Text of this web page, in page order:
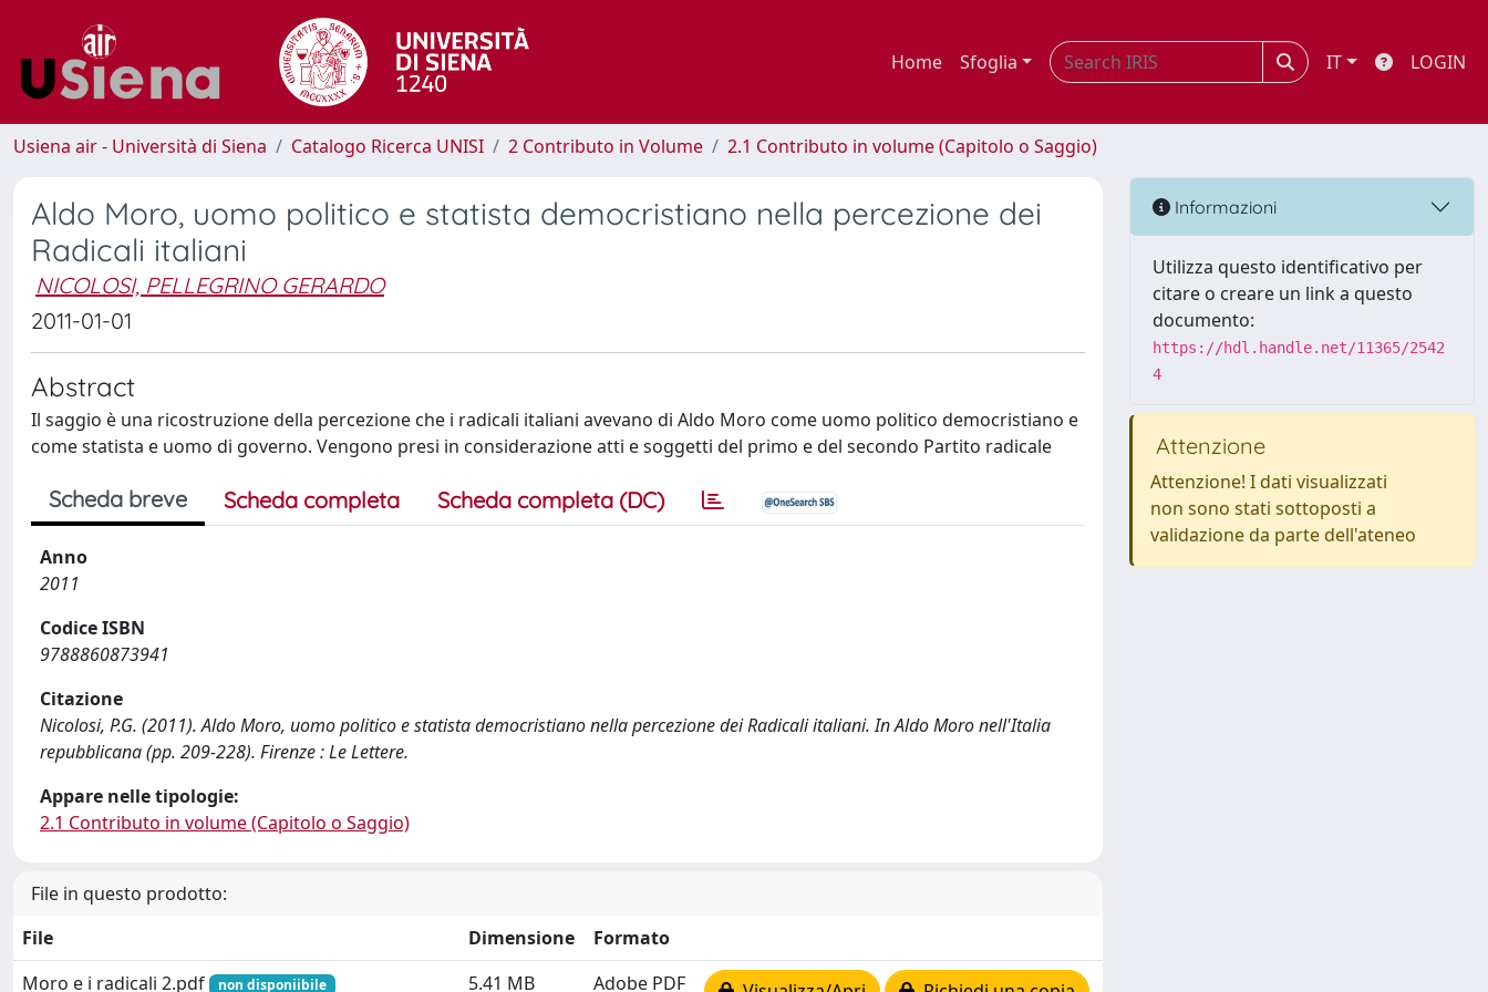
Home Sfoglia IT LOGIN
Usiena air - Università di Siena Catalogo Ricerca UNISI 2 Contributo in Volume 2.1 Contributo in volume (Capitolo o Saggio)
Aldo Moro, uomo politico e statista democristiano nella percezione dei
Radicali italiani
NICOLOSI, PELLEGRINO GERARDO
2011-01-01
Abstract
Il saggio è una ricostruzione della percezione che i radicali italiani avevano di Aldo Moro come uomo politico democristiano e
come statista e uomo di governo. Vengono presi in considerazione atti e soggetti del primo e del secondo Partito radicale
Scheda breve Scheda completa Scheda completa (DC)
Anno
2011
Codice ISBN
9788860873941
Citazione
Nicolosi, P.G. (2011). Aldo Moro, uomo politico e statista democristiano nella percezione dei Radicali italiani. In Aldo Moro nell'Italia
repubblicana (pp. 209-228). Firenze : Le Lettere.
Appare nelle tipologie:
2.1 Contributo in volume (Capitolo o Saggio)
File in questo prodotto:
File
Dimensione
Formato
Moro e i radicali 2.pdf
non disponiibile 5.41 MB Adobe PDF
Informazioni
Utilizza questo identificativo per
citare o creare un link a questo
documento:
https://hdl.handle.net/11365/2542
4
Attenzione
Attenzione! I dati visualizzati
non sono stati sottoposti a
validazione da parte dell'ateneo